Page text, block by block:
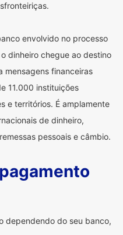
envolvido no processo
dinheiro chegue ao destino
mensagens financeiras
11.000 instituições
e territórios. É amplamente
de dinheiro,
pessoais e câmbio.
dependendo do seu banco,